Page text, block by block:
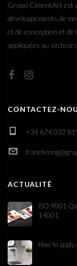
Grupo CimentArt est
développements de
et de conception et de
appliquées au
CONTACTEZ-
+34 674 032
ACTUALITÉ
ISO 9001
14001
How to